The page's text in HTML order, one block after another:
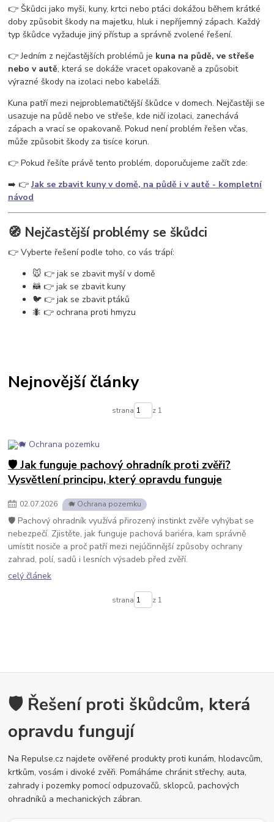
vosy v pergole
ochrana proti vosám
jak se zbavit vosího hnízda
odpuzovač vos
past na vosy
létající hmyz vosy v domě vosy ve střeše
👉 Škůdci jako myši, kuny, krtci nebo ptáci dokážou během krátké
doby způsobit škody na majetku, hluk i nepříjemný zápach. Každý
typ škůdce vyžaduje jiný přístup a správně zvolené řešení.
👉 Jedním z nejčastějších problémů je kuna na půdě, ve střeše
nebo v autě, která se dokáže vracet opakovaně a způsobit
výrazné škody na izolaci nebo kabeláži.
Kuna patří mezi nejproblematičtější škůdce v domech. Nejčastěji se
usazuje na půdě nebo ve střeše, kde ničí izolaci, zanechává
zápach a vrací se opakovaně. Pokud není problém řešen včas,
může způsobit škody za tisíce korun.
👉 Pokud řešíte právě tento problém, doporučujeme začít zde:
➡️ 👉Jak se zbavit kuny v domě, na půdě i v autě - kompletní
návod
🧭 Nejčastější problémy se škůdci
👉 Vyberte řešení podle toho, co vás trápí:
🐭 👉 jak se zbavit myší v domě
🦝 👉 jak se zbavit kuny
🐦 👉 jak se zbavit ptáků
🐜 👉 ochrana proti hmyzu
Nejnovější články
strana z 1
🛡️ Jak funguje pachový ohradník proti zvěři?
Vysvětlení principu, který opravdu funguje
02.07.2026 🐗 Ochrana pozemku
🛡️ Pachový ohradník využívá přirozený instinkt zvěře vyhýbat se
nebezpečí. Zjistěte, jak funguje pachová bariéra, kam správně
umístit nosiče a proč patří mezi nejúčinnější způsoby ochrany
zahrad, polí, sadů i lesních výsadeb před zvěří.
celý článek
strana z 1
🛡️ Řešení proti škůdcům, která
opravdu fungují
Na Repulse.cz najdete ověřené produkty proti kunám, hlodavcům,
krtkům, vosám i divoké zvěři. Pomáháme chránit střechy, auta,
zahrady i pozemky pomocí odpuzovačů, sklopců, pachových
ohradníků a mechanických zábran.